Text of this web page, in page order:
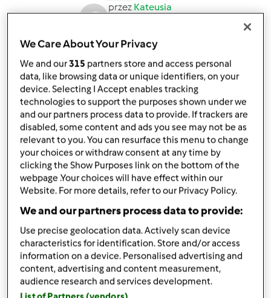
przez Kateusia
Dodaj do moich kolekcji
podziel się przepisem
Stwórz wariant
Składniki
Likier Bueno
zamrożonych kostek Kinder Bueno,
(tj. 5
batonów)
1puszka mleka skondensowanego, słodzonego,
ok. 500 g
250gramówwódki
We Care About Your Privacy
We and our315 partners store and access personal
data, like browsing data or unique identifiers, on your
device. Selecting I Accept enables tracking
technologies to support the purposes shown under we
and our partners process data to provide. If trackers are
disabled, some content and ads you see may not be as
relevant to you. You can resurface this menu to change
your choices or withdraw consent at any time by
clicking the Show Purposes link on the bottom of the
webpage .Your choices will have effect within our
Website. For more details, refer to our Privacy Policy.
We and our partners process data to provide:
Use precise geolocation data. Actively scan device
characteristics for identification. Store and/or access
information on a device. Personalised advertising and
content, advertising and content measurement,
audience research and services development.